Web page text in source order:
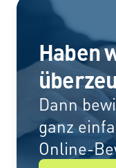
Haben
Dann
ganz
Online-